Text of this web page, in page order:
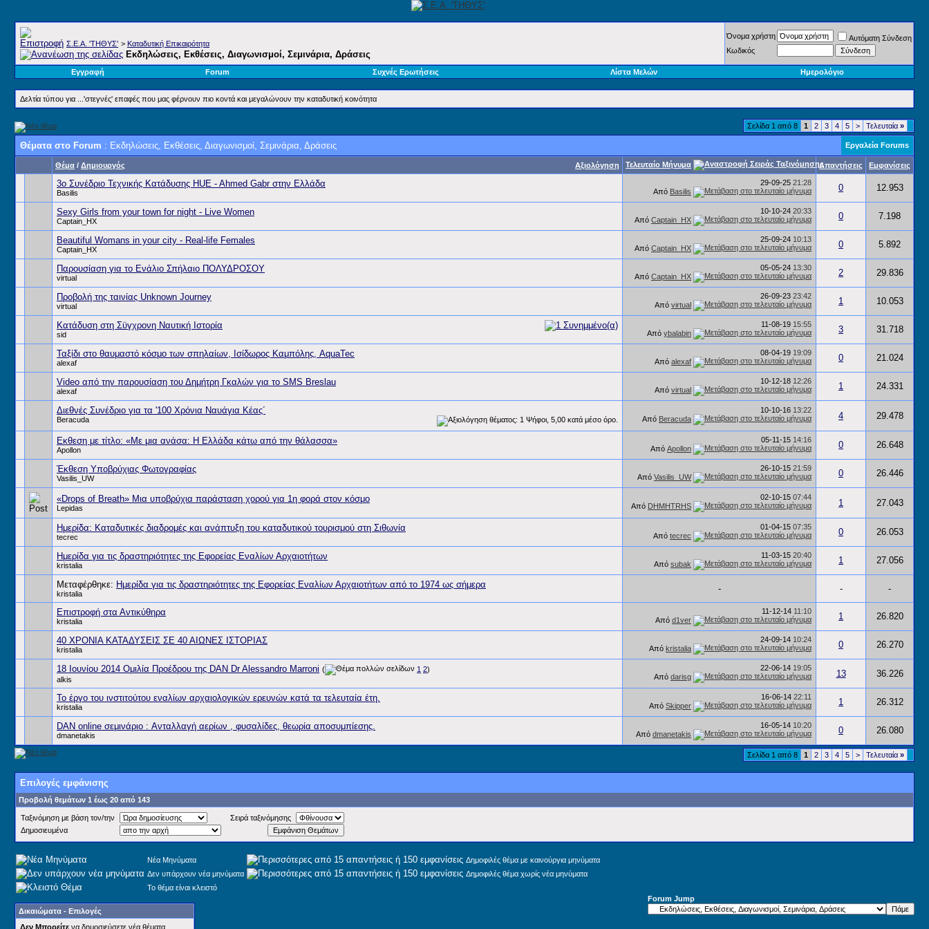
Σ.E.A. 'ΤΗΘΥΣ' > Καταδυτική Επικαιρότητα
Εκδηλώσεις, Εκθέσεις, Διαγωνισμοί, Σεμινάρια, Δράσεις
Όνομα χρήστη
Αυτόματη Σύνδεση
Κωδικός
Εγγραφή Forum Συχνές Ερωτήσεις Λίστα Μελών Ημερολόγιο
Δελτία τύπου για ...'στεγνές' επαφές που μας φέρνουν πιο κοντά και μεγαλώνουν την καταδυτική κοινότητα
Σελίδα 1 από 8 1 2 3 4 5 > Τελευταία »
Θέματα στο Forum : Εκδηλώσεις, Εκθέσεις, Διαγωνισμοί, Σεμινάρια, Δράσεις Εργαλεία Forums
Αξιολόγηση
Θέμα / Δημιουργός Τελευταίο Μήνυμα Απαντήσεις Εμφανίσεις
3ο Συνέδριο Τεχνικής Κατάδυσης HUE - Ahmed Gabr στην Ελλάδα
Basilis
29-09-25 21:28
Από Basilis 0 12.953
Sexy Girls from your town for night - Live Women
Captain_HX
10-10-24 20:33
Από Captain_HX 0 7.198
Beautiful Womans in your city - Real-life Females
Captain_HX
25-09-24 10:13
Από Captain_HX 0 5.892
Παρουσίαση για το Ενάλιο Σπήλαιο ΠΟΛΥΔΡΟΣΟΥ
virtual
05-05-24 13:30
Από Captain_HX 2 29.836
Προβολή της ταινίας Unknown Journey
virtual
26-09-23 23:42
Από virtual 1 10.053
Κατάδυση στη Σϋγχρονη Ναυτική Ιστορία
sid
11-08-19 15:55
Από ybalabin 3 31.718
Ταξίδι στο θαυμαστό κόσμο των σπηλαίων, Ισίδωρος Καμπόλης, AquaTec
alexaf
08-04-19 19:09
Από alexaf 0 21.024
Video από την παρουσίαση του Δημήτρη Γκαλών για το SMS Breslau
alexaf
10-12-18 12:26
Από virtual 1 24.331
Διεθνές Συνέδριο για τα '100 Χρόνια Ναυάγια Κέας´
Beracuda
10-10-16 13:22
Από Beracuda 4 29.478
Eκθεση με τίτλο: «Με μια ανάσα: Η Ελλάδα κάτω από την θάλασσα»
Apollon
05-11-15 14:16
Από Apollon 0 26.648
Έκθεση Υποβρύχιας Φωτογραφίας
Vasilis_UW
26-10-15 21:59
Από Vasilis_UW 0 26.446
«Drops of Breath» Μια υποβρύχια παράσταση χορού για 1η φορά στον κόσμο
Lepidas
02-10-15 07:44
Από DHMHTRHS 1 27.043
Ημερίδα: Καταδυτικές διαδρομές και ανάπτυξη του καταδυτικού τουρισμού στη Σιθωνία
tecrec
01-04-15 07:35
Από tecrec 0 26.053
Ημερίδα για τις δραστηριότητες της Εφορείας Εναλίων Αρχαιοτήτων
kristalia
11-03-15 20:40
Από subak 1 27.056
Μεταφέρθηκε: Ημερίδα για τις δραστηριότητες της Εφορείας Εναλίων Αρχαιοτήτων από το 1974 ως σήμερα
kristalia - - -
Επιστροφή στα Αντικύθηρα
kristalia
11-12-14 11:10
Από d1ver 1 26.820
40 ΧΡΟΝΙΑ ΚΑΤΑΔΥΣΕΙΣ ΣΕ 40 ΑΙΩΝΕΣ ΙΣΤΟΡΙΑΣ
kristalia
24-09-14 10:24
Από kristalia 0 26.270
18 Ιουνίου 2014 Ομιλία Προέδρου της DAN Dr Alessandro Marroni ( 1 2)
alkis
22-06-14 19:05
Από darisg 13 36.226
Το έργο του ινστιτούτου εναλίων αρχαιολογικών ερευνών κατά τα τελευταία έτη.
kristalia
16-06-14 22:11
Από Skipper 1 26.312
DAN online σεμινάριο : Aνταλλαγή αερίων , φυσαλίδες, θεωρία αποσυμπίεσης.
dmanetakis
16-05-14 10:20
Από dmanetakis 0 26.080
Σελίδα 1 από 8 1 2 3 4 5 > Τελευταία »
Επιλογές εμφάνισης
Προβολή θεμάτων 1 έως 20 από 143
Ταξινόμηση με βάση τον/την
Σειρά ταξινόμησης
Δημοσιευμένα
Νέα Μηνύματα
Δημοφιλές θέμα με καινούργια μηνύματα
Δεν υπάρχουν νέα μηνύματα
Δημοφιλές θέμα χωρίς νέα μηνύματα
Το θέμα είναι κλειστό
Δικαιώματα - Επιλογές
Δεν Μπορείτε να δημοσιεύσετε νέα θέματα
Forum Jump